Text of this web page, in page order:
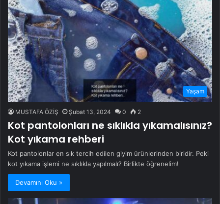
Yaşam
MUSTAFA ÖZİŞ Şubat 13, 2024 0 2
Kot pantolonları ne sıklıkla yıkamalısınız?
Kot yıkama rehberi
Kot pantolonlar en sık tercih edilen giyim ürünlerinden biridir. Peki
kot yıkama işlemi ne sıklıkla yapılmalı? Birlikte öğrenelim!
Devamını Oku »